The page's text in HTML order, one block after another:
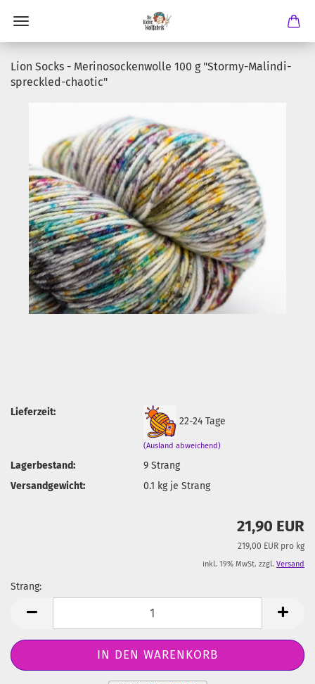
Lion Socks - Merinosockenwolle 100 g "Stormy-Malindi-
spreckled-chaotic"
Lieferzeit:
22-24 Tage
(Ausland abweichend)
Lagerbestand: 9Strang
Versandgewicht:
0.1 kg je Strang
21,90 EUR
219,00 EUR pro kg
inkl. 19% MwSt. zzgl. Versand
Strang: